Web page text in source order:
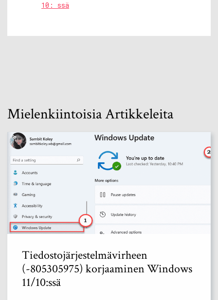
10: ssä
Mielenkiintoisia Artikkeleita
Tiedostojärjestelmävirheen
(-805305975) korjaaminen Windows
11/10:ssä